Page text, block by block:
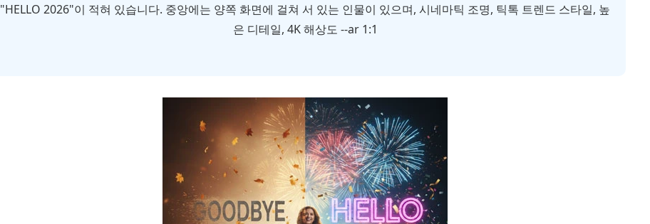
"HELLO 2026"이 적혀 있습니다. 중앙에는 양쪽 화면에 걸쳐 서 있는 인물이 있으며, 시네마틱 조명, 틱톡 트렌드 스타일, 높
은 디테일, 4K 해상도 --ar 1:1